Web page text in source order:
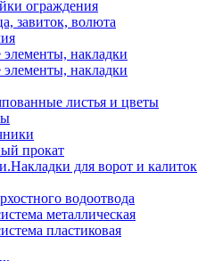
ограждения
завиток, волюта
накладки
накладки
листья и цветы
прокат
для ворот и калиток
водоотвода
металлическая
пластиковая